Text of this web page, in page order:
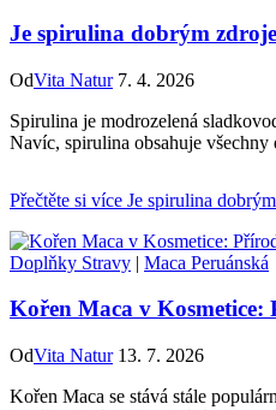
Je spirulina dobrým
OdVita Natur 7. 4. 2026
Spirulina je modrozelená
Navíc, spirulina obsahuje
Přečtěte si více Je spirulina
Doplňky Stravy | Maca Peruánská
Kořen Maca v Kosmetice:
OdVita Natur 13. 7. 2026
Kořen Maca se stává stále